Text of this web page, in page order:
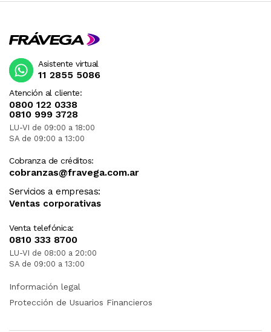
Atención al cliente:
0800 122 0338
0810 999 3728
LU-VI de 09:00 a 18:00
SA de 09:00 a 13:00
Cobranza de créditos:
cobranzas@fravega.com.ar
Servicios a empresas:
Ventas corporativas
Venta telefónica:
0810 333 8700
LU-VI de 08:00 a 20:00
SA de 09:00 a 13:00
Asistente virtual
11 2855 5086
Información legal
Protección de Usuarios Financieros